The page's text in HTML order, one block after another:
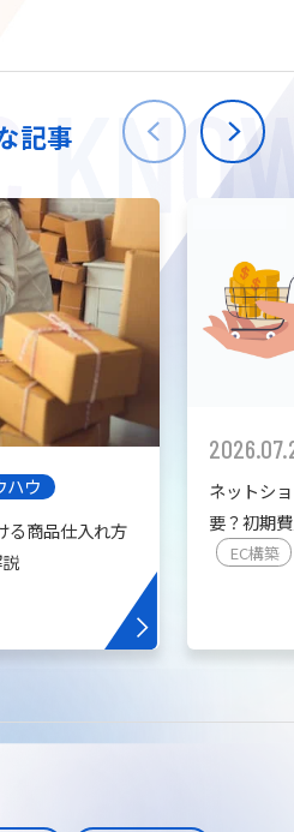
・現地
W2
拡張プラグイン一覧
イズ開発
会社情報
TW
記事
ハウ
る商品仕入れ方
ネットシ
要？初期
を紹介
EC構築